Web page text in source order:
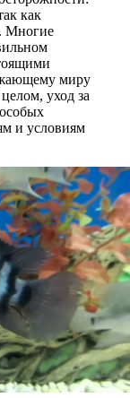
как
Многие
миру
уход за
и условиям